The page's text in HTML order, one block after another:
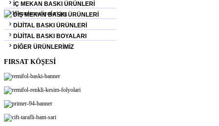
İÇ MEKAN BASKI ÜRÜNLERİ
DIŞ MEKAN BASKI ÜRÜNLERİ
DİJİTAL BASKI ÜRÜNLERİ
DİJİTAL BASKI BOYALARI
DİĞER ÜRÜNLERİMİZ
FIRSAT KÖŞESİ